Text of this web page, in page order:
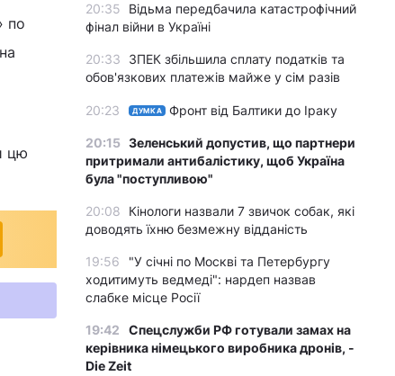
по
цю
20:35
Відьма передбачила катастрофічний
фінал війни в Україні
20:33
ЗПЕК збільшила сплату податків та
обов'язкових платежів майже у сім разів
20:23 ДУМКА Фронт від Балтики до Іраку
20:15 Зеленський допустив, що партнери
притримали антибалістику, щоб Україна
була "поступливою"
20:08
Кінологи назвали 7 звичок собак, які
доводять їхню безмежну відданість
19:56
"У січні по Москві та Петербургу
ходитимуть ведмеді": нардеп назвав
слабке місце Росії
19:42
Спецслужби РФ готували замах на
керівника німецького виробника дронів, -
Die Zeit